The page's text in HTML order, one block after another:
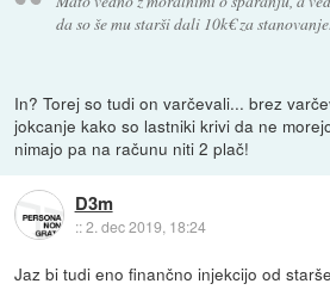
da so še mu starši dali 10k€ za stanovanje.
In? Torej so tudi on varčevali... brez
jokcanje kako so lastniki krivi da ne
nimajo pa na računu niti 2 plač!
D3m
::2. dec 2019, 18:24
Jaz bi tudi eno finančno injekcijo od